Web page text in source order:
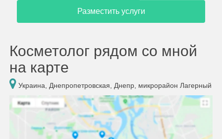
Разместить услуги
Косметолог рядом со мной
на карте
Украина, Днепропетровская, Днепр, микрорайон Лагерный